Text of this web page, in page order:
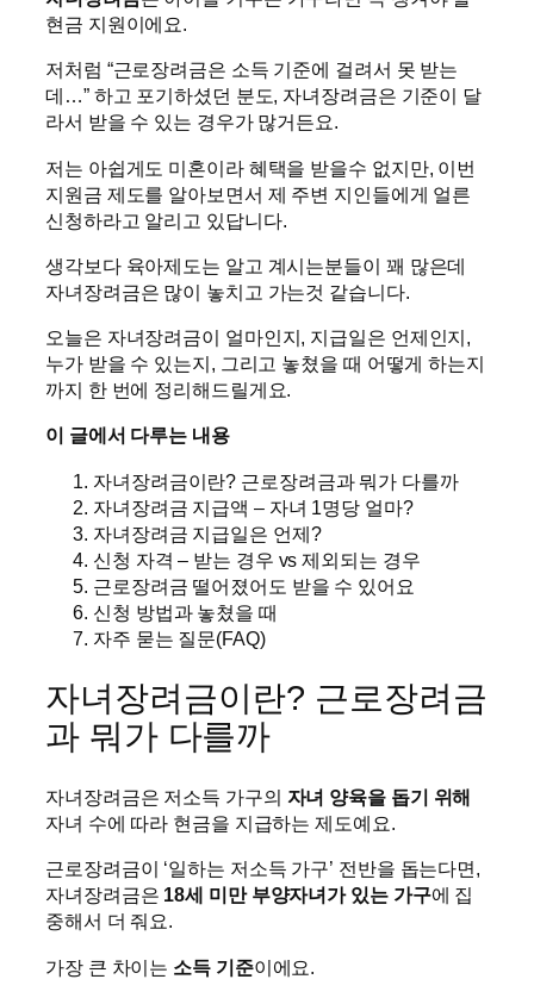
현금 지원이에요.
저처럼 “근로장려금은 소득 기준에 걸려서 못 받는
데…” 하고 포기하셨던 분도, 자녀장려금은 기준이 달
라서 받을 수 있는 경우가 많거든요.
저는 아쉽게도 미혼이라 혜택을 받을수 없지만, 이번
지원금 제도를 알아보면서 제 주변 지인들에게 얼른
신청하라고 알리고 있답니다.
생각보다 육아제도는 알고 계시는분들이 꽤 많은데
자녀장려금은 많이 놓치고 가는것 같습니다.
오늘은 자녀장려금이 얼마인지, 지급일은 언제인지,
누가 받을 수 있는지, 그리고 놓쳤을 때 어떻게 하는지
까지 한 번에 정리해드릴게요.
이 글에서 다루는 내용
자녀장려금이란? 근로장려금과 뭐가 다를까
자녀장려금 지급액 – 자녀 1명당 얼마?
자녀장려금 지급일은 언제?
신청 자격 – 받는 경우 vs 제외되는 경우
근로장려금 떨어졌어도 받을 수 있어요
신청 방법과 놓쳤을 때
자주 묻는 질문(FAQ)
자녀장려금이란? 근로장려금
과 뭐가 다를까
자녀장려금은 저소득 가구의 자녀 양육을 돕기 위해
자녀 수에 따라 현금을 지급하는 제도예요.
근로장려금이 ‘일하는 저소득 가구’ 전반을 돕는다면,
자녀장려금은 18세 미만 부양자녀가 있는 가구에 집
중해서 더 줘요.
가장 큰 차이는 소득 기준이에요.